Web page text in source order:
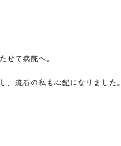
せて病院へ。
、流石の私も心配になりました。